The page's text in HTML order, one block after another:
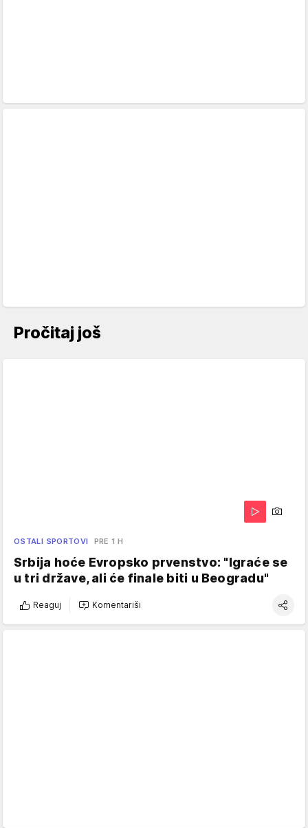
Pročitaj još
OSTALI SPORTOVI PRE 1 H
Srbija hoće Evropsko prvenstvo: "Igraće se
u tri države, ali će finale biti u Beogradu"
Reaguj Komentariši